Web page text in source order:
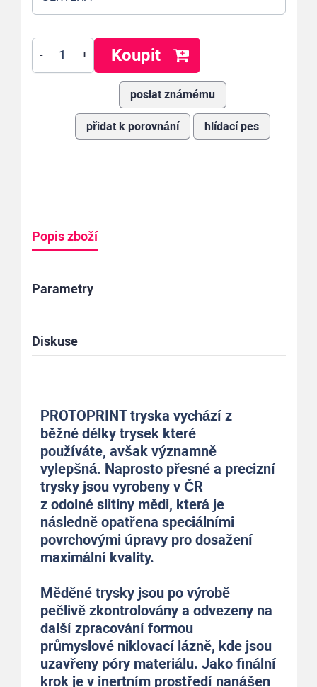
Koupit
+
-
poslat známému
přidat k porovnání hlídací pes
Popis zboží
Parametry
Diskuse
PROTOPRINT tryska vychází z
běžné délky trysek které
používáte, avšak významně
vylepšná. Naprosto přesné a precizní
trysky jsou vyrobeny v ČR
z odolné slitiny mědi, která je
následně opatřena speciálními
povrchovými úpravy pro dosažení
maximální kvality.
Měděné trysky jsou po výrobě
pečlivě zkontrolovány a odvezeny na
další zpracování formou
průmyslové niklovací lázně, kde jsou
uzavřeny póry materiálu. Jako finální
krok je v inertním prostředí nanášen